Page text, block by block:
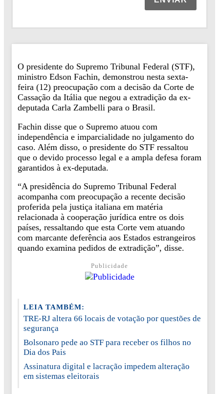
O presidente do Supremo Tribunal Federal (STF),
ministro Edson Fachin, demonstrou nesta sexta-
feira (12) preocupação com a decisão da Corte de
Cassação da Itália que negou a extradição da ex-
deputada Carla Zambelli para o Brasil.
Fachin disse que o Supremo atuou com
independência e imparcialidade no julgamento do
caso. Além disso, o presidente do STF ressaltou
que o devido processo legal e a ampla defesa foram
garantidos à ex-deputada.
“A presidência do Supremo Tribunal Federal
acompanha com preocupação a recente decisão
proferida pela justiça italiana em matéria
relacionada à cooperação jurídica entre os dois
países, ressaltando que esta Corte vem atuando
com marcante deferência aos Estados estrangeiros
quando examina pedidos de extradição”, disse.
Publicidade
LEIA TAMBÉM:
TRE-RJ altera 66 locais de votação por questões de
segurança
Bolsonaro pede ao STF para receber os filhos no
Dia dos Pais
Assinatura digital e lacração impedem alteração
em sistemas eleitorais